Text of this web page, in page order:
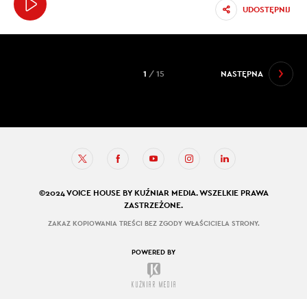
UDOSTĘPNIJ
NASTĘPNA
1 / 15
©2024 VOICE HOUSE BY KUŹNIAR MEDIA. WSZELKIE PRAWA
ZASTRZEŻONE.
ZAKAZ KOPIOWANIA TREŚCI BEZ ZGODY WŁAŚCICIELA STRONY.
POWERED BY